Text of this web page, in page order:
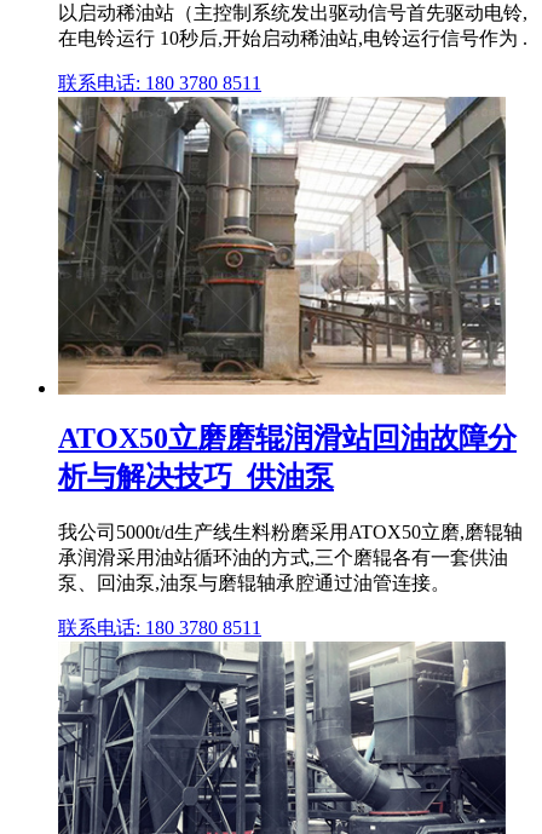
以启动稀油站（主控制系统发出驱动信号首先驱动电铃,
在电铃运行 10秒后,开始启动稀油站,电铃运行信号作为 .
联系电话: 180 3780 8511
ATOX50立磨磨辊润滑站回油故障分
析与解决技巧_供油泵
我公司5000t/d生产线生料粉磨采用ATOX50立磨,磨辊轴
承润滑采用油站循环油的方式,三个磨辊各有一套供油
泵、回油泵,油泵与磨辊轴承腔通过油管连接。
联系电话: 180 3780 8511